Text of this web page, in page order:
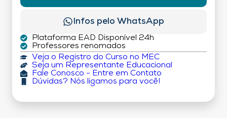
Infos pelo WhatsApp
Plataforma EAD Disponível 24h
Professores renomados
Veja o Registro do Curso no MEC
Seja um Representante Educacional
Fale Conosco - Entre em Contato
Dúvidas? Nós ligamos para você!